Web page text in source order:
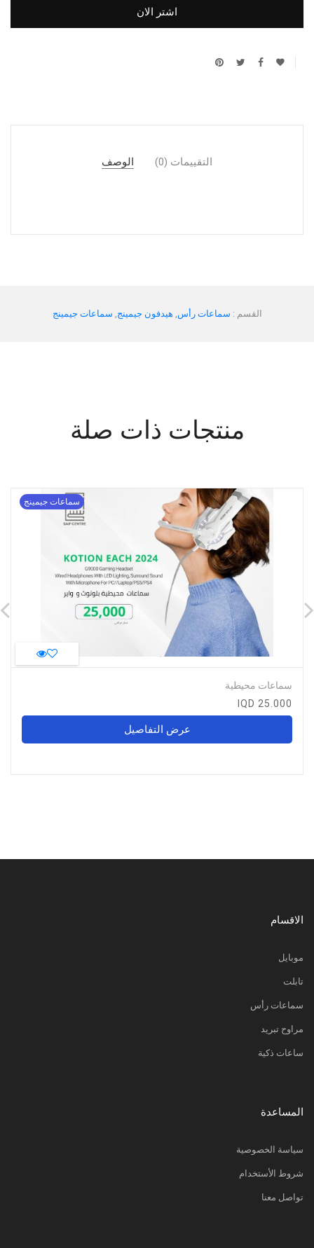
اشتر الان
الوصف التقييمات (0)
القسم : سماعات رأس هيدفون جيمينج سماعات جيمينج
منتجات ذات صلة
سماعات محيطية
25.000 IQD
عرض التفاصيل
الاقسام
موبايل
تابلت
سماعات رأس
مراوح تبريد
ساعات ذكية
المساعدة
سياسة الخصوصية
شروط الأستخدام
تواصل معنا